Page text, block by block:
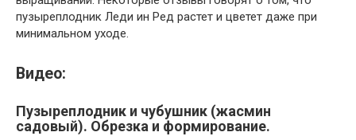
пузыреплодник Леди ин Ред растет и цветет даже при
минимальном уходе.
Видео:
Пузыреплодник и чубушник (жасмин
садовый). Обрезка и формирование.